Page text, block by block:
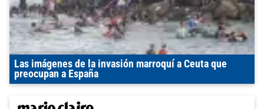
Las imágenes de la invasión marroquí a Ceuta que
preocupan a España